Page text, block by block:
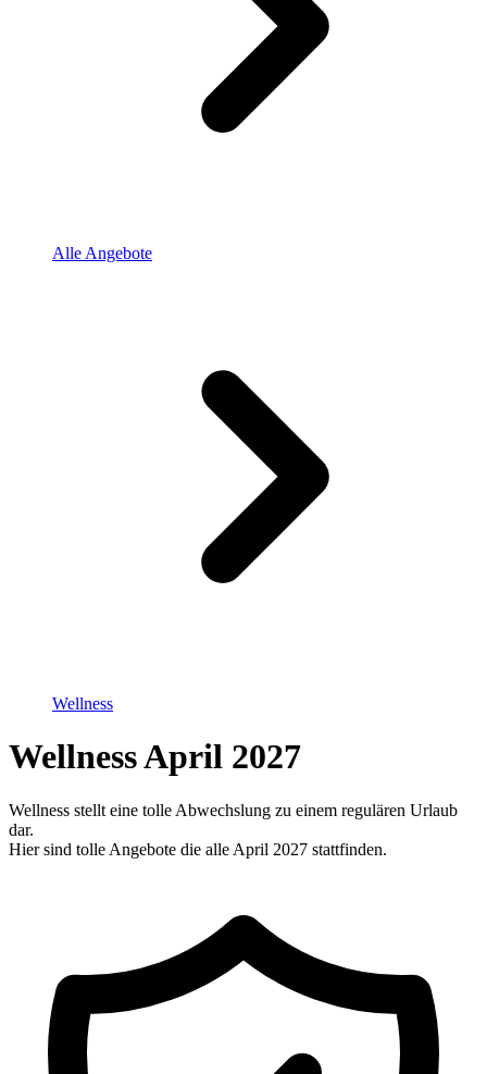
Alle Angebote
Wellness
Wellness April 2027
Wellness stellt eine tolle Abwechslung zu einem regulären Urlaub
dar.
Hier sind tolle Angebote die alle April 2027 stattfinden.